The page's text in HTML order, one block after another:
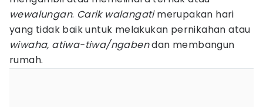
wewalungan. Carik walangatimerupakan hari
yang tidak baik untuk melakukan pernikahan atau
wiwaha, atiwa-tiwa/ngabendan membangun
rumah.